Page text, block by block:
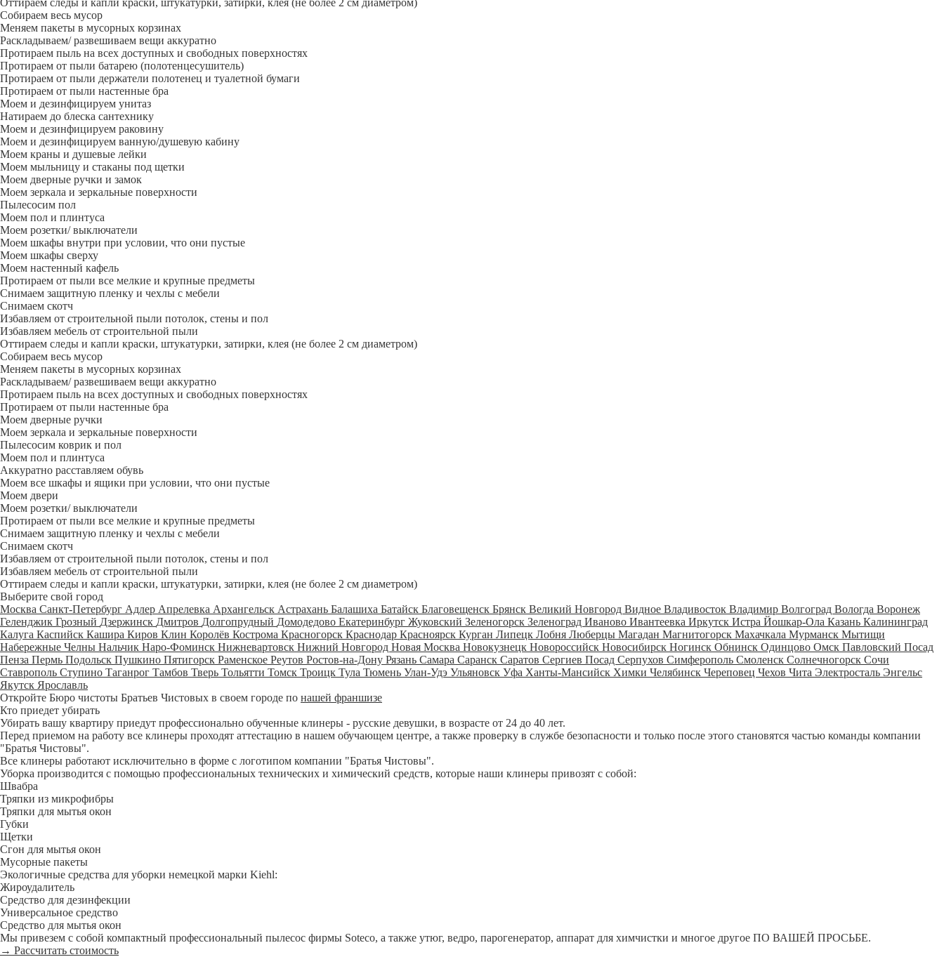
Оттираем следы и капли краски, штукатурки, затирки, клея (не более 2 см диаметром)
Собираем весь мусор
Меняем пакеты в мусорных корзинах
Раскладываем/ развешиваем вещи аккуратно
Протираем пыль на всех доступных и свободных поверхностях
Протираем от пыли батарею (полотенцесушитель)
Протираем от пыли держатели полотенец и туалетной бумаги
Протираем от пыли настенные бра
Моем и дезинфицируем унитаз
Натираем до блеска сантехнику
Моем и дезинфицируем раковину
Моем и дезинфицируем ванную/душевую кабину
Моем краны и душевые лейки
Моем мыльницу и стаканы под щетки
Моем дверные ручки и замок
Моем зеркала и зеркальные поверхности
Пылесосим пол
Моем пол и плинтуса
Моем розетки/ выключатели
Моем шкафы внутри при условии, что они пустые
Моем шкафы сверху
Моем настенный кафель
Протираем от пыли все мелкие и крупные предметы
Снимаем защитную пленку и чехлы с мебели
Снимаем скотч
Избавляем от строительной пыли потолок, стены и пол
Избавляем мебель от строительной пыли
Оттираем следы и капли краски, штукатурки, затирки, клея (не более 2 см диаметром)
Собираем весь мусор
Меняем пакеты в мусорных корзинах
Раскладываем/ развешиваем вещи аккуратно
Протираем пыль на всех доступных и свободных поверхностях
Протираем от пыли настенные бра
Моем дверные ручки
Моем зеркала и зеркальные поверхности
Пылесосим коврик и пол
Моем пол и плинтуса
Аккуратно расставляем обувь
Моем все шкафы и ящики при условии, что они пустые
Моем двери
Моем розетки/ выключатели
Протираем от пыли все мелкие и крупные предметы
Снимаем защитную пленку и чехлы с мебели
Снимаем скотч
Избавляем от строительной пыли потолок, стены и пол
Избавляем мебель от строительной пыли
Оттираем следы и капли краски, штукатурки, затирки, клея (не более 2 см диаметром)
Выберите свой город
Москва Санкт-Петербург Адлер Апрелевка Архангельск Астрахань Балашиха Батайск Благовещенск Брянск Великий Новгород Видное Владивосток Владимир Волгоград Вологда Воронеж
Геленджик Грозный Дзержинск Дмитров Долгопрудный Домодедово Екатеринбург Жуковский Зеленогорск Зеленоград Иваново Ивантеевка Иркутск Истра Йошкар-Ола Казань Калининград
Калуга Каспийск Кашира Киров Клин Королёв Кострома Красногорск Краснодар Красноярск Курган Липецк Лобня Люберцы Магадан Магнитогорск Махачкала Мурманск Мытищи
Набережные Челны Нальчик Наро-Фоминск Нижневартовск Нижний Новгород Новая Москва Новокузнецк Новороссийск Новосибирск Ногинск Обнинск Одинцово Омск Павловский Посад
Пенза Пермь Подольск Пушкино Пятигорск Раменское Реутов Ростов-на-Дону Рязань Самара Саранск Саратов Сергиев Посад Серпухов Симферополь Смоленск Солнечногорск Сочи
Ставрополь Ступино Таганрог Тамбов Тверь Тольятти Томск Троицк Тула Тюмень Улан-Удэ Ульяновск Уфа Ханты-Мансийск Химки Челябинск Череповец Чехов Чита Электросталь Энгельс
Якутск Ярославль
Откройте Бюро чистоты Братьев Чистовых в своем городе по нашей франшизе
Кто приедет убирать
Убирать вашу квартиру приедут профессионально обученные клинеры - русские девушки, в возрасте от 24 до 40 лет.
Перед приемом на работу все клинеры проходят аттестацию в нашем обучающем центре, а также проверку в службе безопасности и только после этого становятся частью команды компании
"Братья Чистовы".
Все клинеры работают исключительно в форме с логотипом компании "Братья Чистовы".
Уборка производится с помощью профессиональных технических и химический средств, которые наши клинеры привозят с собой:
Швабра
Тряпки из микрофибры
Тряпки для мытья окон
Губки
Щетки
Сгон для мытья окон
Мусорные пакеты
Экологичные средства для уборки немецкой марки Kiehl:
Жироудалитель
Средство для дезинфекции
Универсальное средство
Средство для мытья окон
Мы привезем с собой компактный профессиональный пылесос фирмы Soteco, а также утюг, ведро, парогенератор, аппарат для химчистки и многое другое ПО ВАШЕЙ ПРОСЬБЕ.
→ Рассчитать стоимость